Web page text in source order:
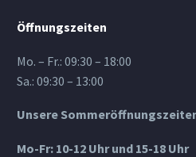
Öffnungszeiten
Mo. – Fr.: 09:30 – 18:00
Sa.: 09:30 – 13:00
Unsere
Mo-Fr: 10-12 Uhr und 15-18 Uhr